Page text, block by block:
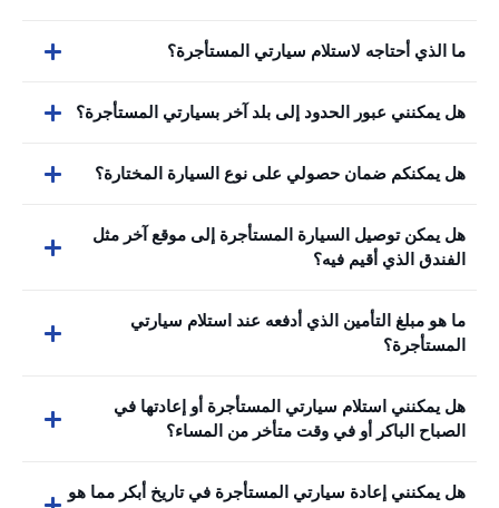
ما الذي أحتاجه لاستلام سيارتي المستأجرة؟
هل يمكنني عبور الحدود إلى بلد آخر بسيارتي المستأجرة؟
هل يمكنكم ضمان حصولي على نوع السيارة المختارة؟
هل يمكن توصيل السيارة المستأجرة إلى موقع آخر مثل
الفندق الذي أقيم فيه؟
ما هو مبلغ التأمين الذي أدفعه عند استلام سيارتي
المستأجرة؟
هل يمكنني استلام سيارتي المستأجرة أو إعادتها في
الصباح الباكر أو في وقت متأخر من المساء؟
هل يمكنني إعادة سيارتي المستأجرة في تاريخ أبكر مما هو